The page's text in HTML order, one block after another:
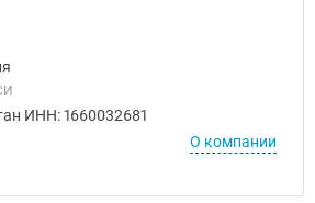
ИНН: 1660032681
О компании